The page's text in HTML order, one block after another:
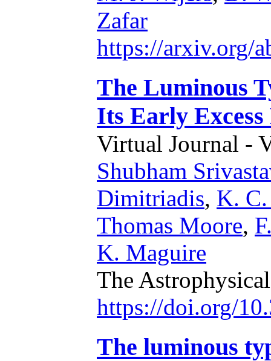
Zafar
https://arxiv.org/
The Luminous
Its Early Excess
Virtual Journal -
Shubham
Dimitriadis, K. C.
Thomas Moore,
K. Maguire
The
https://doi.org/
The luminous